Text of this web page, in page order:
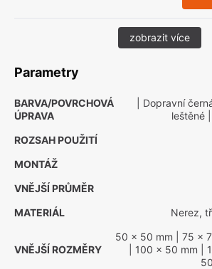
zobrazit více
Parametry
BARVA/POVRCHOVÁ
ÚPRAVA
| Dopravní
leštěné
ROZSAH POUŽITÍ
MONTÁŽ
VNĚJŠÍ PRŮMĚR
MATERIÁL
Nerez,
VNĚJŠÍ ROZMĚRY
50 x 50 mm | 75 x
| 100 x 50 mm |